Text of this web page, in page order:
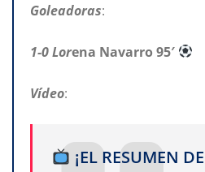
Goleadoras:
1-0 Lorena Navarro 95′
Vídeo:
¡EL RESUMEN